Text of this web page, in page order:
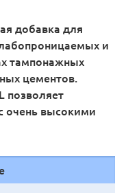
добавка для
и
тампонажных
цементов.
позволяет
очень высокими